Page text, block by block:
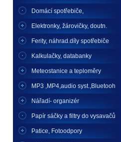
Domácí spotřebiče,
Elektronky, žárovičky, doutn.
Ferity, náhrad.díly spotřebiče
Kalkulačky, databanky
Meteostanice a teploměry
MP3 ,MP4,audio syst.,Bluetooh
Nářadí- organizér
Papír sáčky a filtry do vysavačů
Patice, Fotoodpory